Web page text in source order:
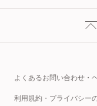
よくあるお問い合わせ・
利用規約・プライバシー